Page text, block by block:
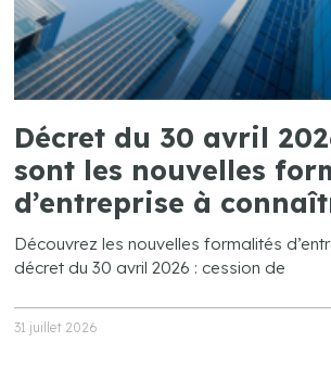
Décret du 30 avril
sont les nouvelles
d’entreprise à
Découvrez les nouvelles formalités
décret du 30 avril 2026 : cession de
31 juillet 2026